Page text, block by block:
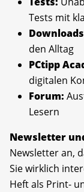
Tests mit
den Alltag
PCtipp
digitalen
Forum:
Lesern
Newsletter
Newsletter an,
Sie wirklich
Heft als Print-